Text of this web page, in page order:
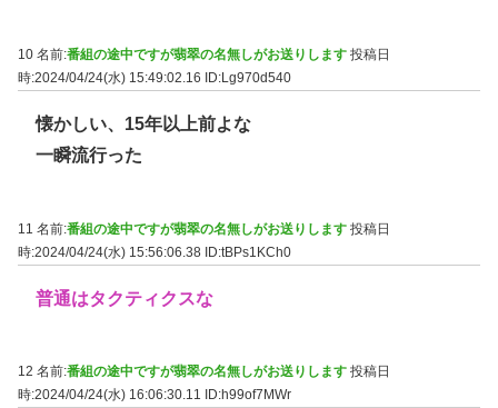
10 名前:番組の途中ですが翡翠の名無しがお送りします 投稿日
時:2024/04/24(水) 15:49:02.16
ID:Lg970d540
懐かしい、15年以上前よな
一瞬流行った
11 名前:番組の途中ですが翡翠の名無しがお送りします 投稿日
時:2024/04/24(水) 15:56:06.38 ID:tBPs1KCh0
普通はタクティクスな
12 名前:番組の途中ですが翡翠の名無しがお送りします 投稿日
時:2024/04/24(水) 16:06:30.11
ID:h99of7MWr